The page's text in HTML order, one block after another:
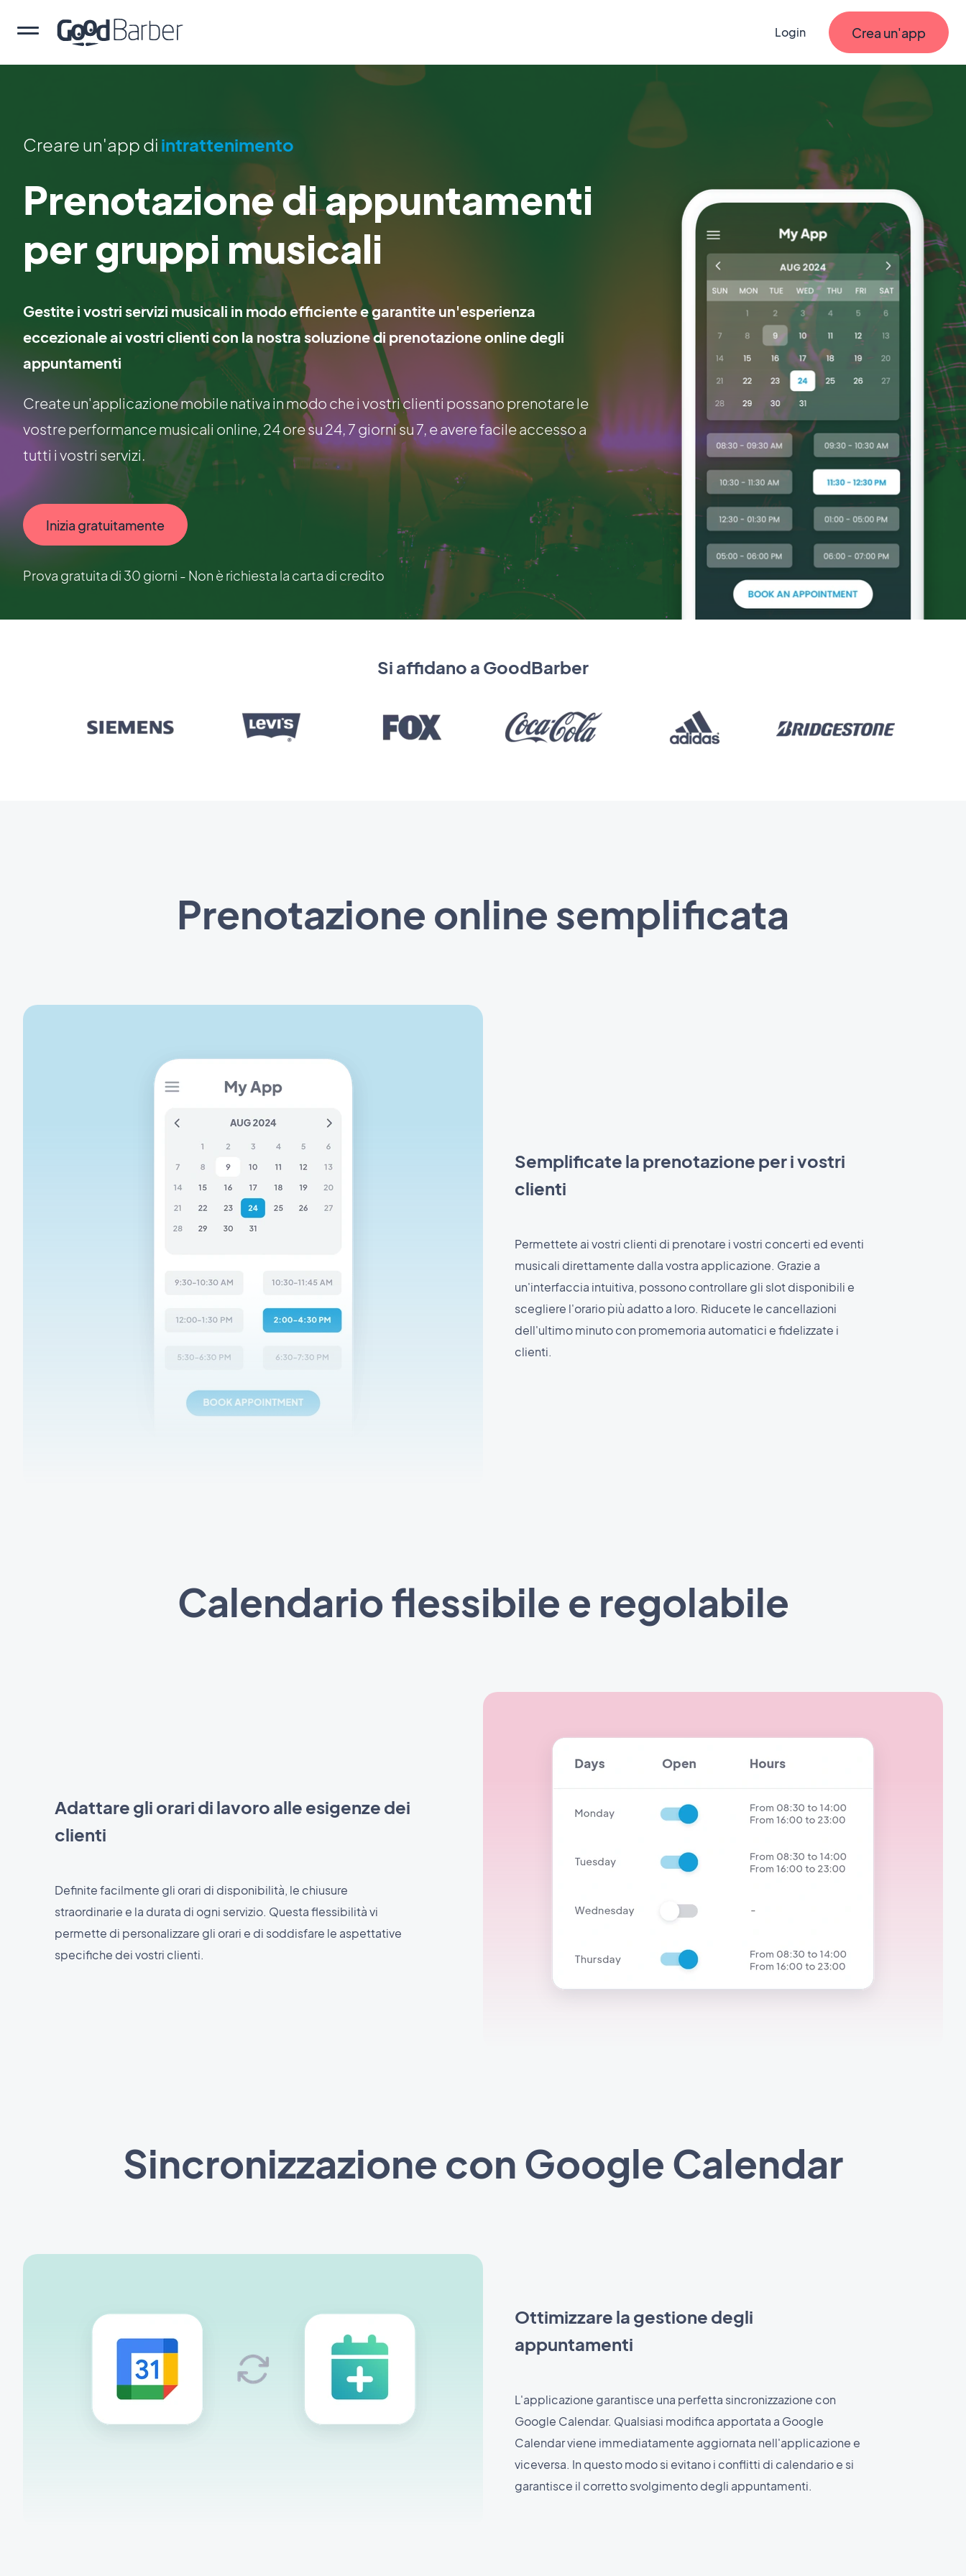
Login Crea un'app
Creare un'app di intrattenimento
Prenotazione di appuntamenti
per gruppi musicali
Gestite i vostri servizi musicali in modo efficiente e garantite un'esperienza
eccezionale ai vostri clienti con la nostra soluzione di prenotazione online degli
appuntamenti
Create un'applicazione mobile nativa in modo che i vostri clienti possano prenotare le
vostre performance musicali online, 24 ore su 24, 7 giorni su 7, e avere facile accesso a
tutti i vostri servizi.
Inizia gratuitamente
Prova gratuita di 30 giorni - Non è richiesta la carta di credito
Si affidano a GoodBarber
Prenotazione online semplificata
Semplificate la prenotazione per i vostri
clienti
Permettete ai vostri clienti di prenotare i vostri concerti ed eventi
musicali direttamente dalla vostra applicazione. Grazie a
un'interfaccia intuitiva, possono controllare gli slot disponibili e
scegliere l'orario più adatto a loro. Riducete le cancellazioni
dell'ultimo minuto con promemoria automatici e fidelizzate i
clienti.
Calendario flessibile e regolabile
Adattare gli orari di lavoro alle esigenze dei
clienti
Definite facilmente gli orari di disponibilità, le chiusure
straordinarie e la durata di ogni servizio. Questa flessibilità vi
permette di personalizzare gli orari e di soddisfare le aspettative
specifiche dei vostri clienti.
Sincronizzazione con Google Calendar
Ottimizzare la gestione degli
appuntamenti
L'applicazione garantisce una perfetta sincronizzazione con
Google Calendar. Qualsiasi modifica apportata a Google
Calendar viene immediatamente aggiornata nell'applicazione e
viceversa. In questo modo si evitano i conflitti di calendario e si
garantisce il corretto svolgimento degli appuntamenti.